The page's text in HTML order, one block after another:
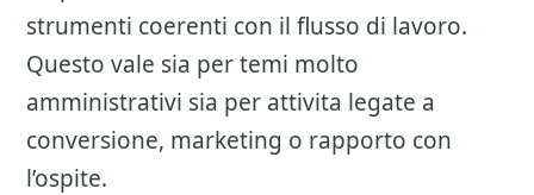
strumenti coerenti con il flusso di lavoro.
Questo vale sia per temi molto
amministrativi sia per attivita legate a
conversione, marketing o rapporto con
l’ospite.